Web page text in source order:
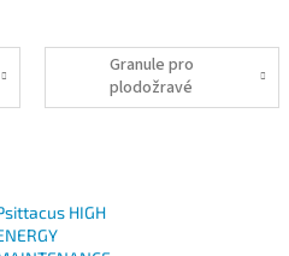
Granule pro
plodožravé
ptáky
HIGH